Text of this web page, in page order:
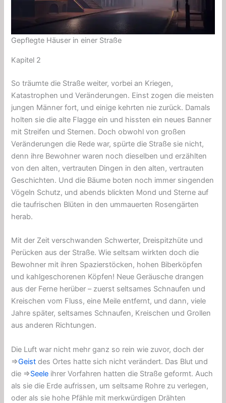
Gepflegte Häuser in einer Straße
Kapitel 2
So träumte die Straße weiter, vorbei an Kriegen,
Katastrophen und Veränderungen. Einst zogen die meisten
jungen Männer fort, und einige kehrten nie zurück. Damals
holten sie die alte Flagge ein und hissten ein neues Banner
mit Streifen und Sternen. Doch obwohl von großen
Veränderungen die Rede war, spürte die Straße sie nicht,
denn ihre Bewohner waren noch dieselben und erzählten
von den alten, vertrauten Dingen in den alten, vertrauten
Geschichten. Und die Bäume boten noch immer singenden
Vögeln Schutz, und abends blickten Mond und Sterne auf
die taufrischen Blüten in den ummauerten Rosengärten
herab.
Mit der Zeit verschwanden Schwerter, Dreispitzhüte und
Perücken aus der Straße. Wie seltsam wirkten doch die
Bewohner mit ihren Spazierstöcken, hohen Biberköpfen
und kahlgeschorenen Köpfen! Neue Geräusche drangen
aus der Ferne herüber – zuerst seltsames Schnaufen und
Kreischen vom Fluss, eine Meile entfernt, und dann, viele
Jahre später, seltsames Schnaufen, Kreischen und Grollen
aus anderen Richtungen.
Die Luft war nicht mehr ganz so rein wie zuvor, doch der
⇒Geist des Ortes hatte sich nicht verändert. Das Blut und
die ⇒Seele ihrer Vorfahren hatten die Straße geformt. Auch
als sie die Erde aufrissen, um seltsame Rohre zu verlegen,
oder als sie hohe Pfähle mit merkwürdigen Drähten